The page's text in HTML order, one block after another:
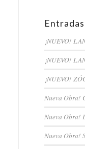
¡NUEVO!
¡NUEVO!
¡NUEVO!
Nueva Obra!
Nueva Obra!
Nueva Obra!